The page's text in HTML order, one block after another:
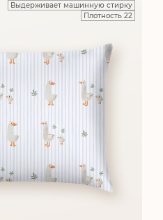
Выдерживает машинную стирку
Плотность 22